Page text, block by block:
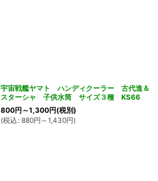
宇宙戦艦ヤマト ハンディクーラー 古代進＆
スターシャ 子供水筒 サイズ３種 KS66
800円 ～1,300円(税別)
(税込 : 880円 ～1,430円)